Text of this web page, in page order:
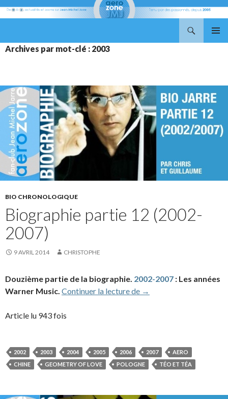
AU
Archives par mot-clé : 2003
BIO CHRONOLOGIQUE
Biographie partie 12 (2002-
2007)
9 AVRIL 2014 CHRISTOPHE
Douzième partie de la biographie. 2002-2007 : Les années
Warner Music. Continuer la lecture de Biographie partie 12
→
Article lu 943 fois
2002 2003 2004 2005 2006 2007
AERO
CHINE
GEOMETRY OF LOVE POLOGNE TÉO ET TÉA